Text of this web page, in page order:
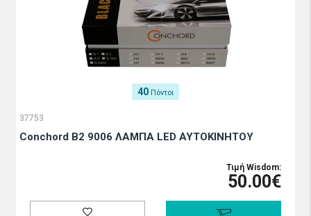
40 Πόντοι
37753
Conchord B2 9006 ΛΑΜΠΑ LED ΑΥΤΟΚΙΝΗΤΟΥ
Τιμή Wisdom:
50.00€